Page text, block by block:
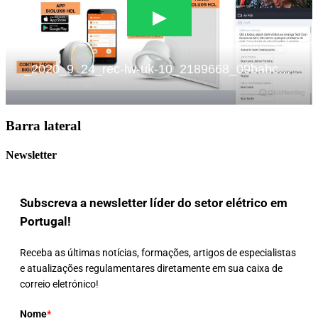
Barra lateral
Newsletter
Subscreva a newsletter líder do setor elétrico em
Portugal!
Receba as últimas notícias, formações, artigos de especialistas
e atualizações regulamentares diretamente em sua caixa de
correio eletrónico!
Nome*